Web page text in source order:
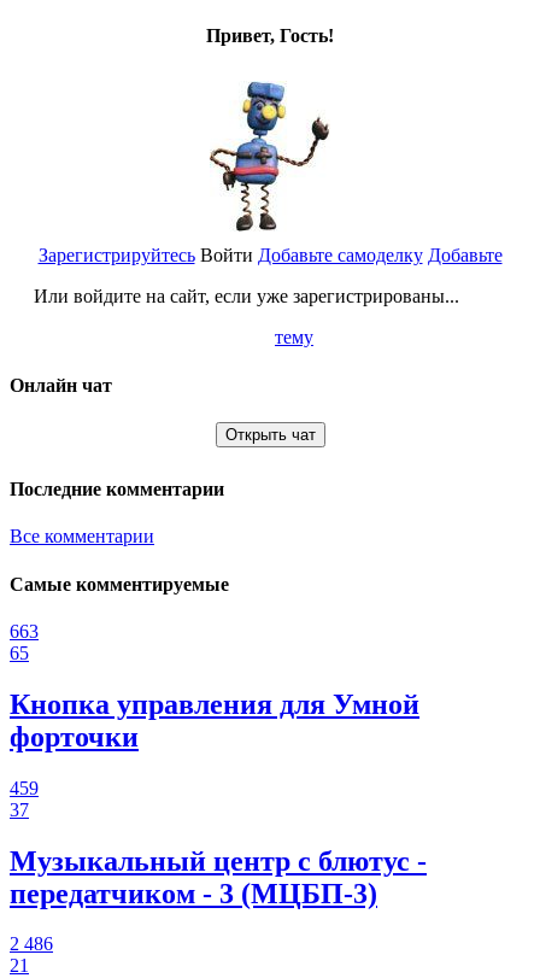
Привет, Гость!
Зарегистрируйтесь
Или войдите на сайт, если уже зарегистрированы...
Войти Добавьте самоделку Добавьте
тему
Онлайн чат
Открыть чат
Последние комментарии
Все комментарии
Самые комментируемые
663
65
Кнопка управления для Умной
форточки
459
37
Музыкальный центр с блютус -
передатчиком - 3 (МЦБП-3)
2 486
21